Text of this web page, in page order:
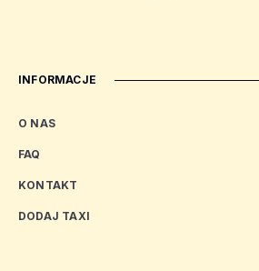
INFORMACJE
O NAS
FAQ
KONTAKT
DODAJ TAXI